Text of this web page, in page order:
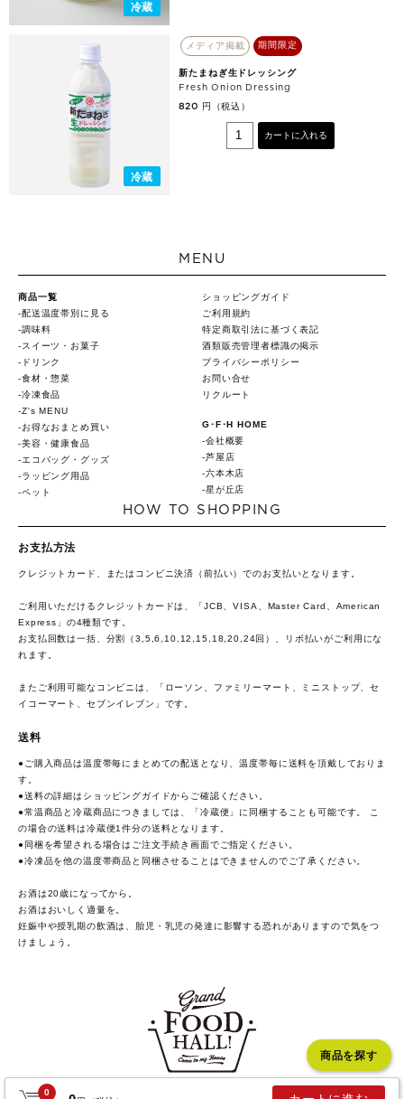
冷蔵
冷蔵
メディア掲載 期間限定
新たまねぎ生ドレッシング
Fresh Onion Dressing
820 円（税込）
カートに入れる
MENU
商品一覧
配送温度帯別に見る
調味料
スイーツ・お菓子
ドリンク
食材・惣菜
冷凍食品
Z's MENU
お得なおまとめ買い
美容・健康食品
エコバッグ・グッズ
ラッピング用品
ペット
ショッピングガイド
ご利用規約
特定商取引法に基づく表記
酒類販売管理者標識の掲示
プライバシーポリシー
お問い合せ
リクルート
G･F･H HOME
会社概要
芦屋店
六本木店
星が丘店
HOW TO SHOPPING
お支払方法
クレジットカード、またはコンビニ決済（前払い）でのお支払いとなります。
ご利用いただけるクレジットカードは、「JCB、VISA、Master Card、American
Express」の4種類です。
お支払回数は一括、分割（3,5,6,10,12,15,18,20,24回）、リボ払いがご利用にな
れます。
またご利用可能なコンビニは、「ローソン、ファミリーマート、ミニストップ、セ
イコーマート、セブンイレブン」です。
送料
●ご購入商品は温度帯毎にまとめての配送となり、温度帯毎に送料を頂戴しておりま
す。
●送料の詳細は ショッピングガイドからご確認ください。
●常温商品と冷蔵商品につきましては、「冷蔵便」に同梱することも可能です。 こ
の場合の送料は冷蔵便1件分の送料となります。
●同梱を希望される場合はご注文手続き画面でご指定ください。
●冷凍品を他の温度帯商品と同梱させることはできませんのでご了承ください。
お酒は20歳になってから。
お酒はおいしく適量を。
妊娠中や授乳期の飲酒は、胎児・乳児の発達に影響する恐れがありますので気をつ
けましょう。
商品を探す
0